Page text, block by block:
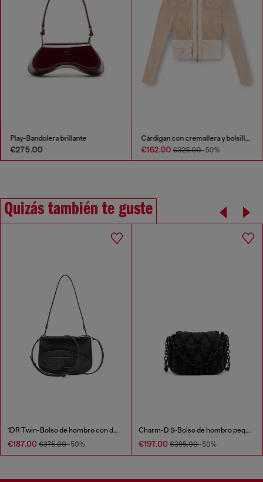
Play-Bandolera brillante
€275.00
Cárdigan con cremallera y bolsillos cargo de denim
€162.00€325.00-50%
Quizás también te guste
1DR Twin-Bolso de hombro con doble bolsillo en cuero estampado
€187.00 €375.00-50%
Charm-D S-Bolso de hombro pequeño de nailon acolchado
€197.00 €395.00-50%